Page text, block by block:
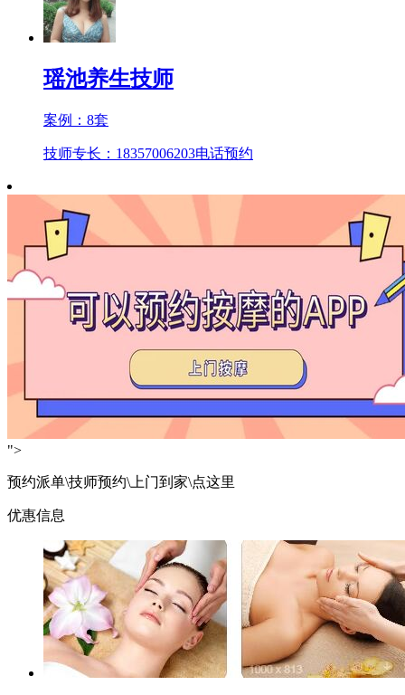
瑶池养生技师
案例： 8套
技师专长：18357006203电话预约
">
预约派单\技师预约\上门到家\点这里
优惠信息